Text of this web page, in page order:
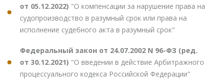
от 05.12.2022) "О компенсации за нарушение права на
судопроизводство в разумный срок или права на
исполнение судебного акта в разумный срок"
Федеральный закон от 24.07.2002 N 96-ФЗ (ред.
от 30.12.2021) "О введении в действие Арбитражного
процессуального кодекса Российской Федерации"